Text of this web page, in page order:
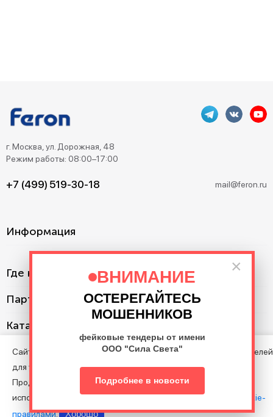
×
ВНИМАНИЕ
ОСТЕРЕГАЙТЕСЬ
МОШЕННИКОВ
фейковые тендеры от имени
ООО "Сила Света"
Подробнее в новости
г. Москва, ул. Дорожная, 48
Режим работы: 08:00–17:00
+7 (499) 519-30-18 mail@feron.ru
Информация
Где купить?
Партнерам
Каталог
©2013–2026. Все права защищены. Данный сайт носит
информационно-справочный характер и не является публичной
офертой.
Сайт использует cookie с целью анализа поведения посетителей
для улучшения Сайта.
Продолжая пользоваться Сайтом, вы соглашаетесь на
использование файлов cookie в соответствии с нашими
Cookie-
правилами. Хорошо